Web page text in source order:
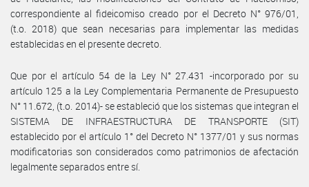
correspondiente al fideicomiso creado por el Decreto N° 976/01,
(t.o. 2018) que sean necesarias para implementar las medidas
establecidas en el presente decreto.
Que por el artículo 54 de la Ley N° 27.431 -incorporado por su
artículo 125 a la Ley Complementaria Permanente de Presupuesto
N° 11.672, (t.o. 2014)- se estableció que los sistemas que integran el
SISTEMA DE INFRAESTRUCTURA DE TRANSPORTE (SIT)
establecido por el artículo 1° del Decreto N° 1377/01 y sus normas
modificatorias son considerados como patrimonios de afectación
legalmente separados entre sí.